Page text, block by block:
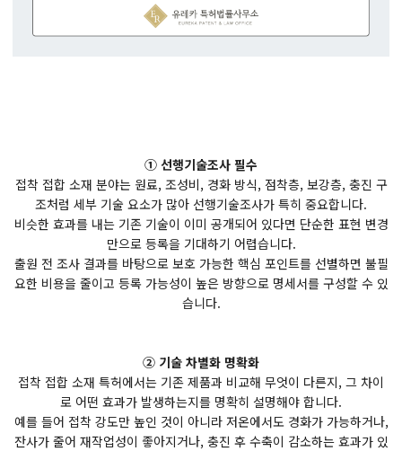
① 선행기술조사 필수
접착 접합 소재 분야는 원료, 조성비, 경화 방식, 점착층, 보강층, 충진 구
조처럼 세부 기술 요소가 많아 선행기술조사가 특히 중요합니다.
비슷한 효과를 내는 기존 기술이 이미 공개되어 있다면 단순한 표현 변경
만으로 등록을 기대하기 어렵습니다.
출원 전 조사 결과를 바탕으로 보호 가능한 핵심 포인트를 선별하면 불필
요한 비용을 줄이고 등록 가능성이 높은 방향으로 명세서를 구성할 수 있
습니다.
② 기술 차별화 명확화
접착 접합 소재 특허에서는 기존 제품과 비교해 무엇이 다른지, 그 차이
로 어떤 효과가 발생하는지를 명확히 설명해야 합니다.
예를 들어 접착 강도만 높인 것이 아니라 저온에서도 경화가 가능하거나,
잔사가 줄어 재작업성이 좋아지거나, 충진 후 수축이 감소하는 효과가 있